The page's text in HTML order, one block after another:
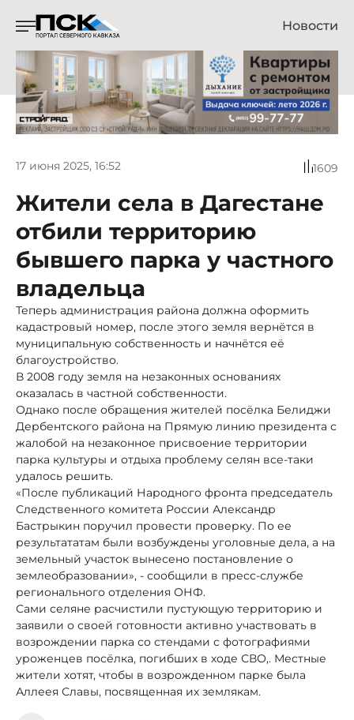
Новости
17 июня 2025, 16:52 1609
Жители села в Дагестане
отбили территорию
бывшего парка у частного
владельца
Теперь администрация района должна оформить
кадастровый номер, после этого земля вернётся в
муниципальную собственность и начнётся её
благоустройство.
В 2008 году земля на незаконных основаниях
оказалась в частной собственности.
Однако после обращения жителей посёлка Белиджи
Дербентского района на Прямую линию президента с
жалобой на незаконное присвоение территории
парка культуры и отдыха проблему селян все-таки
удалось решить.
«После публикаций Народного фронта председатель
Следственного комитета России Александр
Бастрыкин поручил провести проверку. По ее
результататам были возбуждены уголовные дела, а на
земельный участок вынесено постановление о
землеобразовании», - сообщили в пресс-службе
регионального отделения ОНФ.
Сами селяне расчистили пустующую территорию и
заявили о своей готовности активно участвовать в
возрождении парка со стендами с фотографиями
уроженцев посёлка, погибших в ходе СВО,. Местные
жители хотят, чтобы в возрожденном парке была
Аллеея Славы, посвященная их землякам.